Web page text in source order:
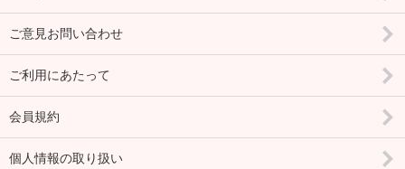
ご意見お問い合わせ
ご利用にあたって
会員規約
個人情報の取り扱い